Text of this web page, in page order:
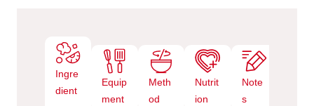
Ingre
dient
Equip
ment
Meth
od
Nutrit
ion
Note
s